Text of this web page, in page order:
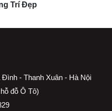
Trí Đẹp
- Thanh Xuân - Hà Nội
đỗ Ô Tô)